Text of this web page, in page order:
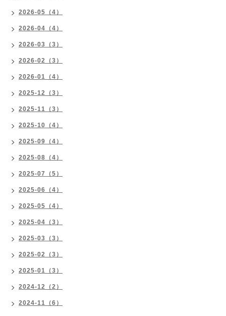
2026-05（4）
2026-04（4）
2026-03（3）
2026-02（3）
2026-01（4）
2025-12（3）
2025-11（3）
2025-10（4）
2025-09（4）
2025-08（4）
2025-07（5）
2025-06（4）
2025-05（4）
2025-04（3）
2025-03（3）
2025-02（3）
2025-01（3）
2024-12（2）
2024-11（6）